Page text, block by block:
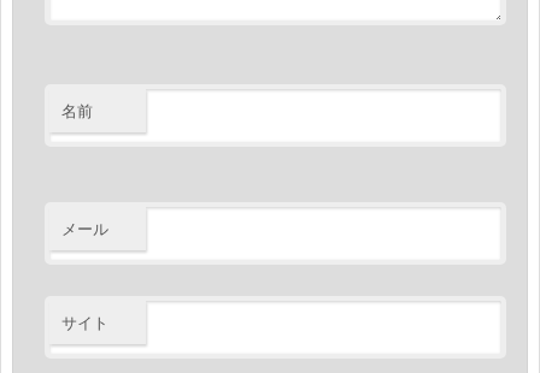
名前
メール
サイト